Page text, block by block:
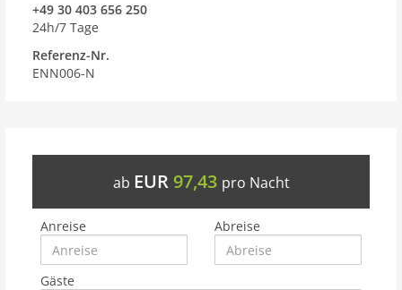
+49 30 403 656 250
24h/7 Tage
Referenz-Nr.
ENN006-N
ab EUR 97,43 pro Nacht
Anreise Abreise
Gäste